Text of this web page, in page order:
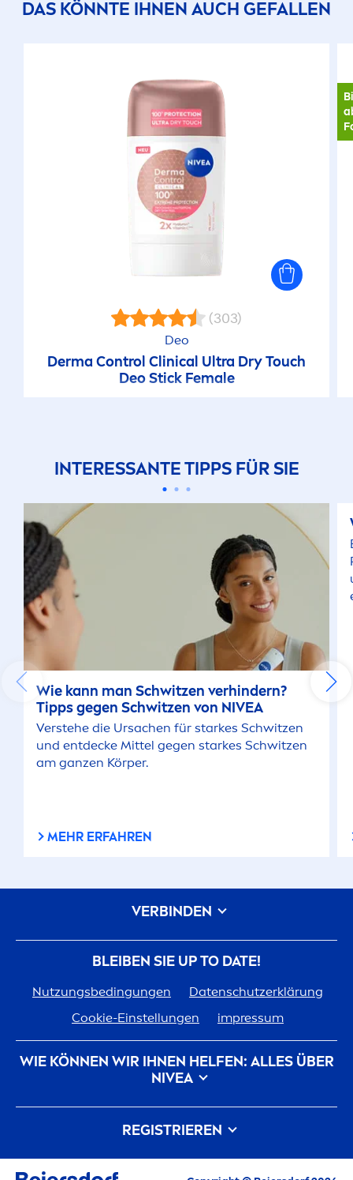
DAS KÖNNTE IHNEN AUCH GEFALLEN
(303)
Deo
Derma Control Clinical Ultra Dry Touch
Deo Stick Female
INTERESSANTE TIPPS FÜR SIE
Wie kann man Schwitzen verhindern?
Tipps gegen Schwitzen von NIVEA
Verstehe die Ursachen für starkes Schwitzen
und entdecke Mittel gegen starkes Schwitzen
am ganzen Körper.
MEHR ERFAHREN
BLEIBEN SIE UP TO DATE!
Nutzungsbedingungen
Datenschutzerklärung
Cookie-Einstellungen
impressum
WIE KÖNNEN WIR IHNEN HELFEN: ALLES ÜBER
NIVEA
Markenhistorie
Karriere bei Beiersdorf
Unsere Philosophie
Kontakt
REGISTRIEREN
Alle aktuellen Highlights, Pflegetipps,
VERBINDEN